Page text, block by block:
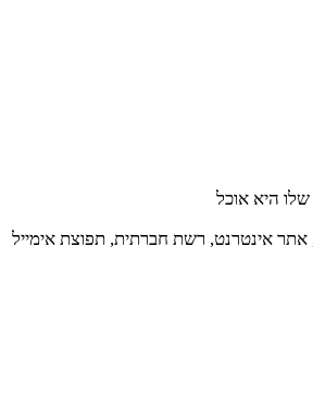
היא אוכל
אינטרנט, רשת חברתית, תפוצת אימייל